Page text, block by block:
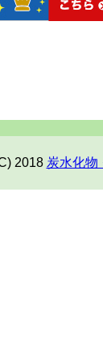
2018 炭水化物